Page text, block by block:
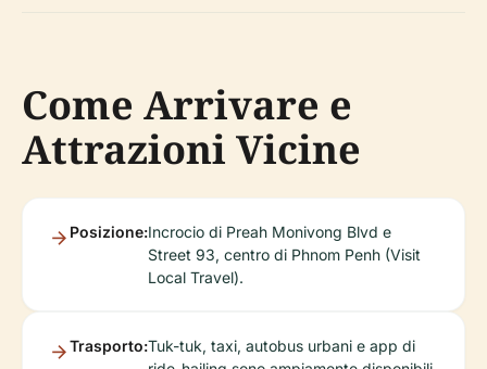
Come Arrivare e
Attrazioni Vicine
Posizione:Incrocio di Preah Monivong Blvd e
Street 93, centro di Phnom Penh (Visit
Local Travel).
Trasporto:Tuk-tuk, taxi, autobus urbani e app di